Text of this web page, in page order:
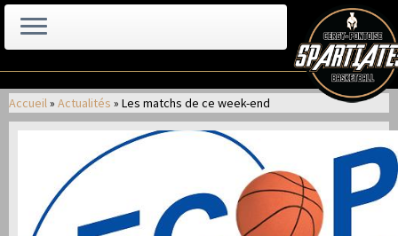
au
contenu
Accueil» Actualités » Les matchs de ce week-end